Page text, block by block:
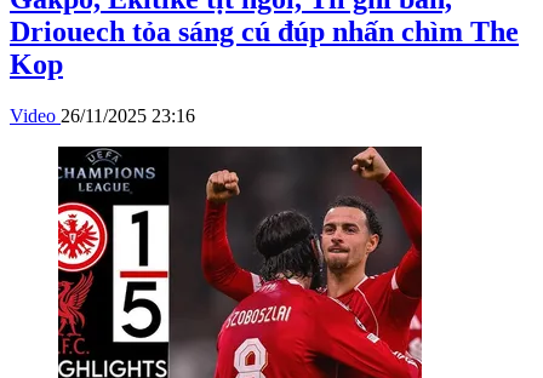
Driouech tỏa sáng cú đúp nhấn chìm The
Kop
Video 26/11/2025 23:16